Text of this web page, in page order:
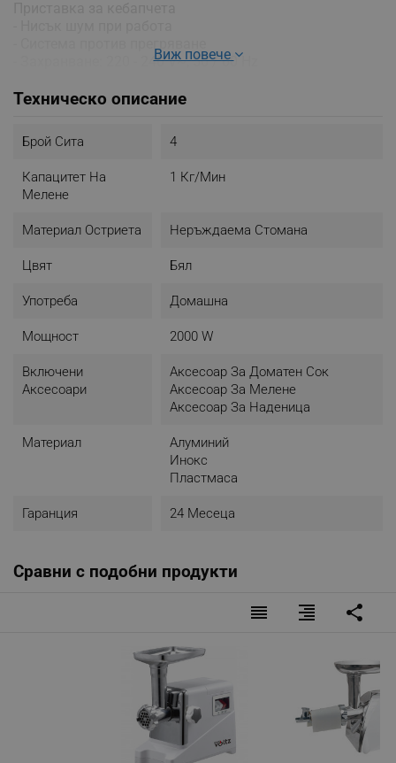
- Захранване: 220 - 240 V~, 50 / 60 Hz
Виж повече
Техническо описание
Брой Сита 4
Капацитет На
Мелене
1 Кг/мин
Материал Остриета Неръждаема Стомана
Цвят Бял
Употреба Домашна
Мощност 2000 W
Включени
Аксесоари
Аксесоар За Доматен Сок
Аксесоар За Мелене
Аксесоар За Наденица
Материал
Алуминий
Инокс
Пластмаса
Гаранция 24 Месеца
Сравни с подобни продукти
reorder format_align_right share